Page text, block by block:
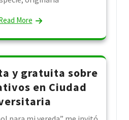
More
y gratuita sobre
en Ciudad